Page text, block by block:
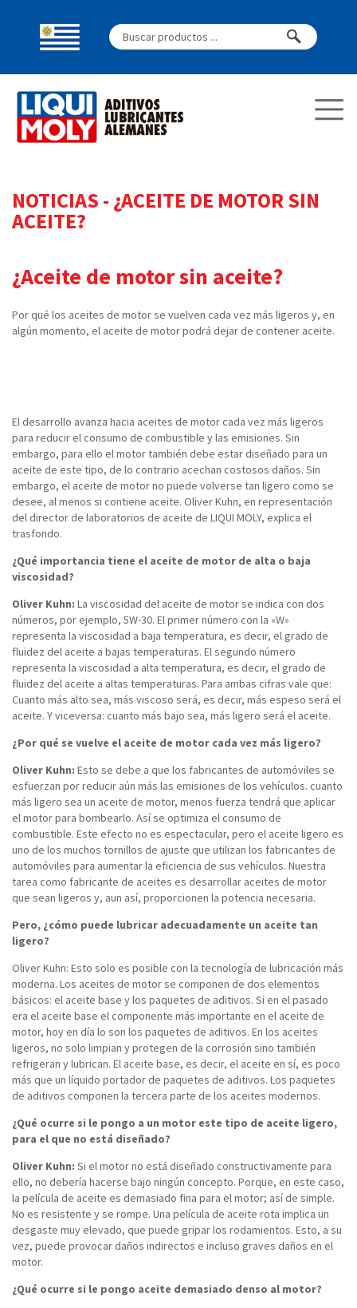
NOTICIAS - ¿ACEITE DE MOTOR SIN
ACEITE?
¿Aceite de motor sin aceite?
Por qué los aceites de motor se vuelven cada vez más ligeros y, en
algún momento, el aceite de motor podrá dejar de contener aceite.
El desarrollo avanza hacia aceites de motor cada vez más ligeros
para reducir el consumo de combustible y las emisiones. Sin
embargo, para ello el motor también debe estar diseñado para un
aceite de este tipo, de lo contrario acechan costosos daños. Sin
embargo, el aceite de motor no puede volverse tan ligero como se
desee, al menos si contiene aceite. Oliver Kuhn, en representación
del director de laboratorios de aceite de LIQUI MOLY, explica el
trasfondo.
¿Qué importancia tiene el aceite de motor de alta o baja
viscosidad?
Oliver Kuhn: La viscosidad del aceite de motor se indica con dos
números, por ejemplo, 5W-30. El primer número con la «W»
representa la viscosidad a baja temperatura, es decir, el grado de
fluidez del aceite a bajas temperaturas. El segundo número
representa la viscosidad a alta temperatura, es decir, el grado de
fluidez del aceite a altas temperaturas. Para ambas cifras vale que:
Cuanto más alto sea, más viscoso será, es decir, más espeso será el
aceite. Y viceversa: cuanto más bajo sea, más ligero será el aceite.
¿Por qué se vuelve el aceite de motor cada vez más ligero?
Oliver Kuhn: Esto se debe a que los fabricantes de automóviles se
esfuerzan por reducir aún más las emisiones de los vehículos. cuanto
más ligero sea un aceite de motor, menos fuerza tendrá que aplicar
el motor para bombearlo. Así se optimiza el consumo de
combustible. Este efecto no es espectacular, pero el aceite ligero es
uno de los muchos tornillos de ajuste que utilizan los fabricantes de
automóviles para aumentar la eficiencia de sus vehículos. Nuestra
tarea como fabricante de aceites es desarrollar aceites de motor
que sean ligeros y, aun así, proporcionen la potencia necesaria.
Pero, ¿cómo puede lubricar adecuadamente un aceite tan
ligero?
Oliver Kuhn: Esto solo es posible con la tecnología de lubricación más
moderna. Los aceites de motor se componen de dos elementos
básicos: el aceite base y los paquetes de aditivos. Si en el pasado
era el aceite base el componente más importante en el aceite de
motor, hoy en día lo son los paquetes de aditivos. En los aceites
ligeros, no solo limpian y protegen de la corrosión sino también
refrigeran y lubrican. El aceite base, es decir, el aceite en sí, es poco
más que un líquido portador de paquetes de aditivos. Los paquetes
de aditivos componen la tercera parte de los aceites modernos.
¿Qué ocurre si le pongo a un motor este tipo de aceite ligero,
para el que no está diseñado?
Oliver Kuhn: Si el motor no está diseñado constructivamente para
ello, no debería hacerse bajo ningún concepto. Porque, en este caso,
la película de aceite es demasiado fina para el motor; así de simple.
No es resistente y se rompe. Una película de aceite rota implica un
desgaste muy elevado, que puede gripar los rodamientos. Esto, a su
vez, puede provocar daños indirectos e incluso graves daños en el
motor.
¿Qué ocurre si le pongo aceite demasiado denso al motor?